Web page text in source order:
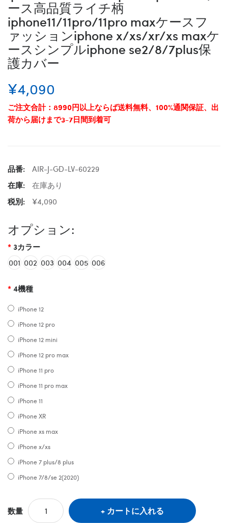
ース高品質ライチ柄
iphone11/11pro/11pro maxケースフ
ァッションiphone x/xs/xr/xs maxケ
ースシンプルiphone se2/8/7plus保
護カバー
¥4,090
ご注文合計：8990円以上ならば送料無料、100%通関保証、出
荷から届けまで3-7日間到着可
品番:
AIR-J-GD-LV-60229
在庫:
在庫あり
税別:
¥4,090
オプション:
3カラー
001 002 003 004 005 006
4機種
iPhone 12
iPhone 12 pro
iPhone 12 mini
iPhone 12 pro max
iPhone 11 pro
iPhone 11 pro max
iPhone 11
iPhone XR
iPhone xs max
iPhone x/xs
iPhone 7 plus/8 plus
iPhone 7/8/se 2(2020)
数量 カートに入れる